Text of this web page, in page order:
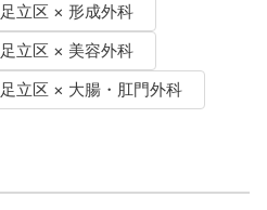
足立区 × 形成外科
足立区 × 美容外科
足立区 × 大腸・肛門外科